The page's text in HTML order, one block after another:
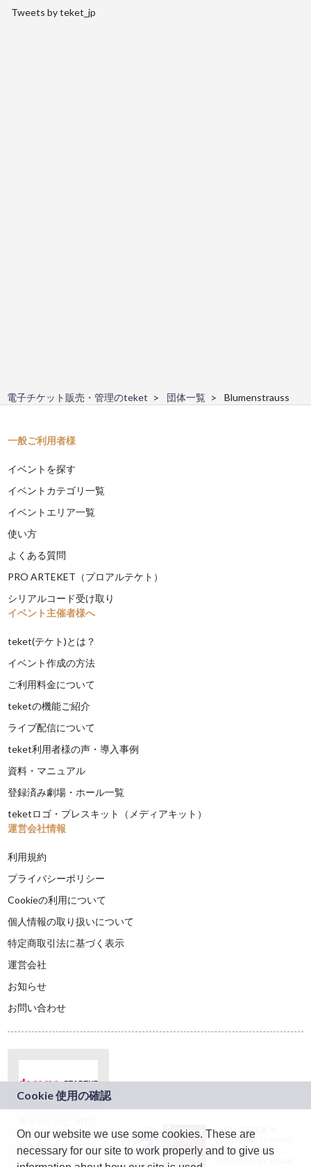
Tweets by teket_jp
電子チケット販売・管理のteket 団体一覧 Blumenstrauss
一般ご利用者様
イベントを探す
イベントカテゴリ一覧
イベントエリア一覧
使い方
よくある質問
PRO ARTEKET（プロアルテケト）
シリアルコード受け取り
イベント主催者様へ
teket(テケト)とは？
イベント作成の方法
ご利用料金について
teketの機能ご紹介
ライブ配信について
teket利用者様の声・導入事例
資料・マニュアル
登録済み劇場・ホール一覧
teketロゴ・プレスキット（メディアキット）
運営会社情報
利用規約
プライバシーポリシー
Cookieの利用について
個人情報の取り扱いについて
特定商取引法に基づく表示
運営会社
お知らせ
お問い合わせ
ドコモグループの新
規事業創出プログラ
ム「docomo
JASRAC許諾番号：
9024936001Y45037
JASRAC許諾番号：
On our website we use some cookies. These are
necessary for our site to work properly and to give us